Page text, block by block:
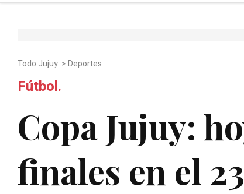
Todo Jujuy >Deportes
Fútbol.
Copa Jujuy:
finales en el